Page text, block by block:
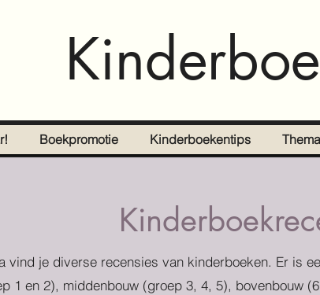
Boekpromotie Kinderboekentips
vind je diverse recensies van kinderboeken. Er is
1 en 2), middenbouw (groep 3, 4, 5), bovenbouw